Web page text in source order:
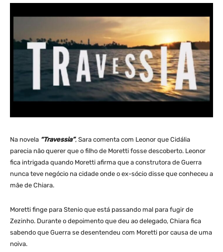
Na novela “Travessia”, Sara comenta com Leonor que Cidália
parecia não querer que o filho de Moretti fosse descoberto. Leonor
fica intrigada quando Moretti afirma que a construtora de Guerra
nunca teve negócio na cidade onde o ex-sócio disse que conheceu a
mãe de Chiara.
Moretti finge para Stenio que está passando mal para fugir de
Zezinho. Durante o depoimento que deu ao delegado, Chiara fica
sabendo que Guerra se desentendeu com Moretti por causa de uma
noiva.